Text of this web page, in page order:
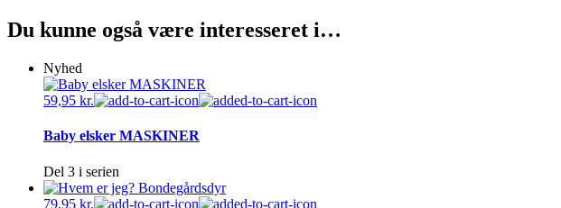
Du kunne også være interesseret i…
Nyhed
59,95 kr.
Baby elsker MASKINER
Del 3 i serien
79,95 kr.